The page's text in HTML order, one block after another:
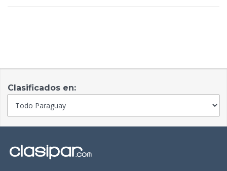
Clasificados en: